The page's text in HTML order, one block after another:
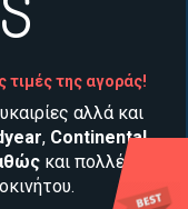
τιμές της αγοράς!
αλλά και
, Continental,
και πολλές
.